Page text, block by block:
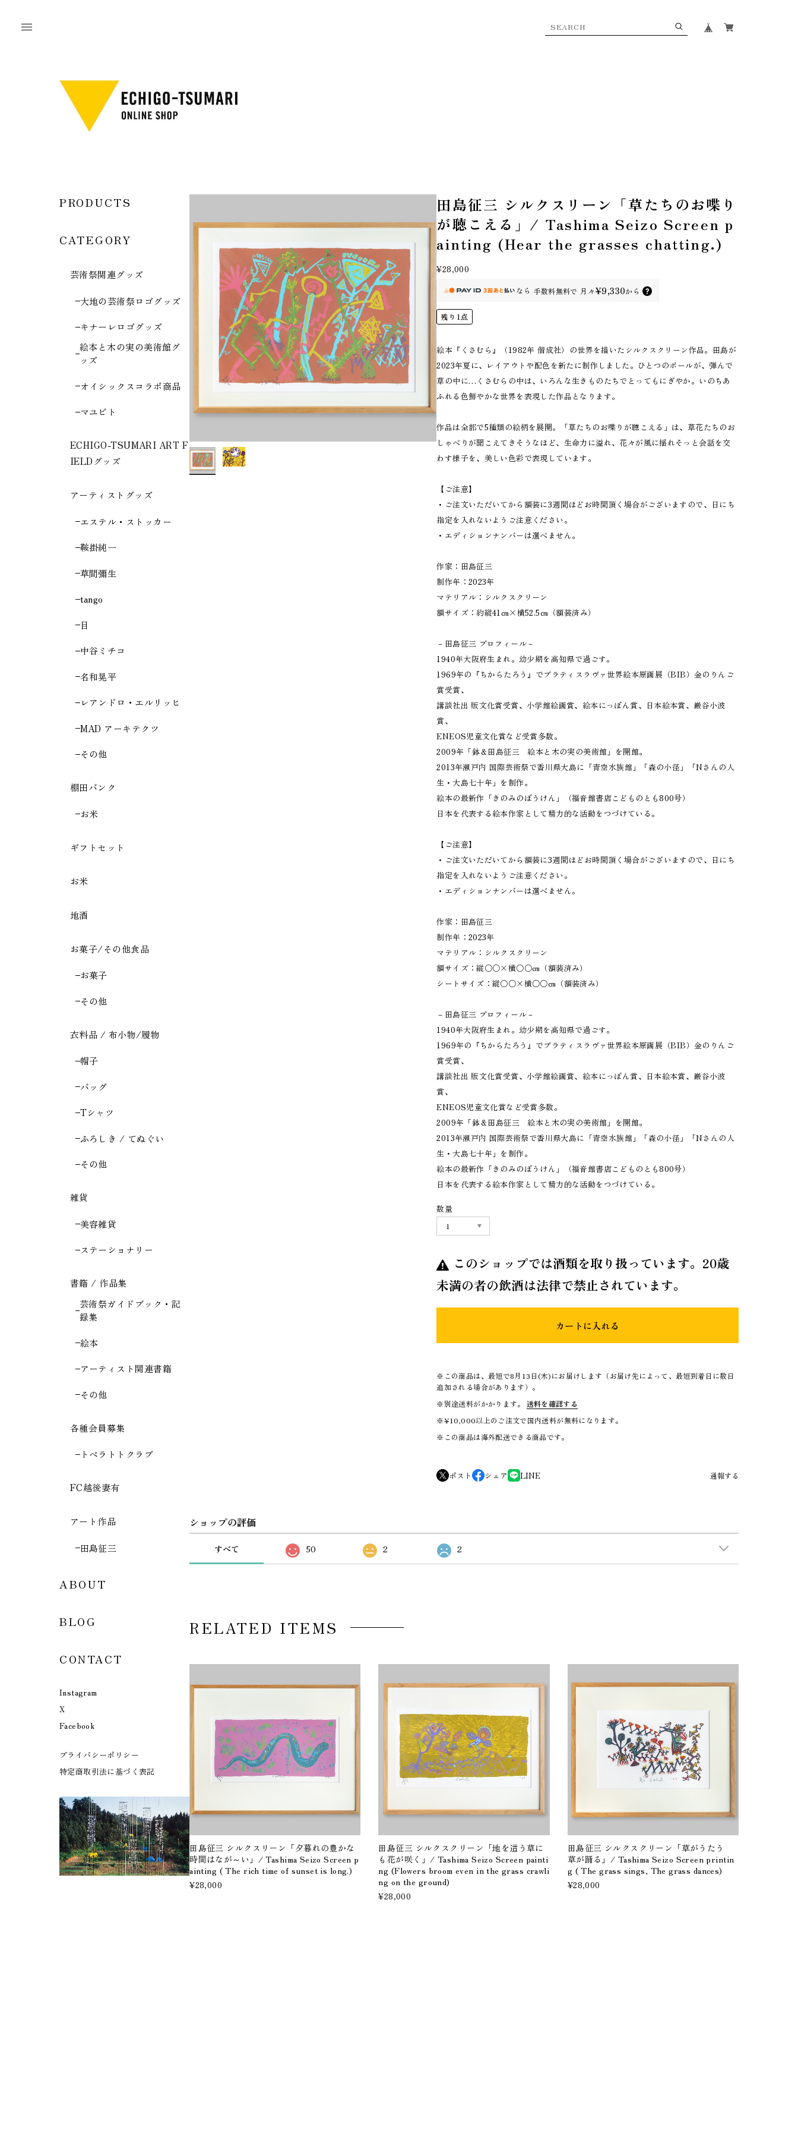
PRODUCTS
CATEGORY
芸術祭関連グッズ
大地の芸術祭ロゴグッズ
キナーレロゴグッズ
絵本と木の実の美術館グ
ッズ
オイシックスコラボ商品
マユビト
ECHIGO-TSUMARI ART F
IELDグッズ
アーティストグッズ
エステル・ストッカー
鞍掛純一
草間彌生
tango
目
中谷ミチコ
名和晃平
レアンドロ・エルリッヒ
MAD アーキテクツ
その他
棚田バンク
お米
ギフトセット
お米
地酒
お菓子/その他食品
お菓子
その他
衣料品 / 布小物/履物
帽子
バッグ
Tシャツ
ふろしき / てぬぐい
その他
雑貨
美容雑貨
ステーショナリー
書籍 / 作品集
芸術祭ガイドブック・記
録集
絵本
アーティスト関連書籍
その他
各種会員募集
トペラトトクラブ
FC越後妻有
アート作品
田島征三
ABOUT
BLOG
CONTACT
Instagram
X
Facebook
プライバシーポリシー
特定商取引法に基づく表記
田島征三 シルクスリーン「草たちのお喋り
が聴こえる」/ Tashima Seizo Screen p
ainting (Hear the grasses chatting.)
¥28,000
なら 手数料無料で 月々¥9,330から
残り1点
絵本『くさむら』（1982年 偕成社）の世界を描いたシルクスクリーン作品。田島が
2023年夏に、レイアウトや配色を新たに制作しました。ひとつのボールが、弾んで
草の中に…くさむらの中は、いろんな生きものたちでとってもにぎやか。いのちあ
ふれる色鮮やかな世界を表現した作品となります。
作品は全部で5種類の絵柄を展開。「草たちのお喋りが聴こえる」は、草花たちのお
しゃべりが聞こえてきそうなほど、生命力に溢れ、花々が風に揺れそっと会話を交
わす様子を、美しい色彩で表現しています。
【ご注意】
・ご注文いただいてから額装に3週間ほどお時間頂く場合がございますので、日にち
指定を入れないようご注意ください。
・エディションナンバーは選べません。
作家：田島征三
制作年：2023年
マテリアル：シルクスクリーン
額サイズ：約縦41㎝×横52.5㎝（額装済み）
－田島征三 プロフィール－
1940年大阪府生まれ。幼少期を高知県で過ごす。
1969年の『ちからたろう』でブラティスラヴァ世界絵本原画展（BIB）金のりんご
賞受賞、
講談社出 版文化賞受賞、小学館絵画賞、絵本にっぽん賞、日本絵本賞、巌谷小波
賞、
ENEOS児童文化賞など受賞多数。
2009年「鉢＆田島征三 絵本と木の実の美術館」を開館。
2013年瀬戸内 国際芸術祭で香川県大島に「青空水族館」「森の小径」「Nさんの人
生・大島七十年」を制作。
絵本の最新作「きのみのぼうけん」（福音館書店こどものとも800号）
日本を代表する絵本作家として精力的な活動をつづけている。
【ご注意】
・ご注文いただいてから額装に3週間ほどお時間頂く場合がございますので、日にち
指定を入れないようご注意ください。
・エディションナンバーは選べません。
作家：田島征三
制作年：2023年
マテリアル：シルクスクリーン
額サイズ：縦○○×横○○㎝（額装済み）
シートサイズ：縦○○×横○○㎝（額装済み）
－田島征三 プロフィール－
1940年大阪府生まれ。幼少期を高知県で過ごす。
1969年の『ちからたろう』でブラティスラヴァ世界絵本原画展（BIB）金のりんご
賞受賞、
講談社出 版文化賞受賞、小学館絵画賞、絵本にっぽん賞、日本絵本賞、巌谷小波
賞、
ENEOS児童文化賞など受賞多数。
2009年「鉢＆田島征三 絵本と木の実の美術館」を開館。
2013年瀬戸内 国際芸術祭で香川県大島に「青空水族館」「森の小径」「Nさんの人
生・大島七十年」を制作。
絵本の最新作「きのみのぼうけん」（福音館書店こどものとも800号）
日本を代表する絵本作家として精力的な活動をつづけている。
数量
このショップでは酒類を取り扱っています。20歳
未満の者の飲酒は法律で禁止されています。
カートに入れる
※この商品は、最短で8月13日(木)にお届けします（お届け先によって、最短到着日に数日
追加される場合があります）。
※別途送料がかかります。
送料を確認する
※¥10,000以上のご注文で国内送料が無料になります。
※この商品は海外配送できる商品です。
ポスト シェア LINE 通報する
ショップの評価
すべて 50 2 2
RELATED ITEMS
田島征三 シルクスリーン「夕暮れの豊かな
時間はなが～い」/ Tashima Seizo Screen p
ainting ( The rich time of sunset is long.)
¥28,000
田島征三 シルクスクリーン「地を這う草に
も花が咲く」/ Tashima Seizo Screen painti
ng (Flowers broom even in the grass crawli
ng on the ground)
¥28,000
田島征三 シルクスクリーン「草がうたう
草が踊る」/ Tashima Seizo Screen printin
g ( The grass sings, The grass dances)
¥28,000